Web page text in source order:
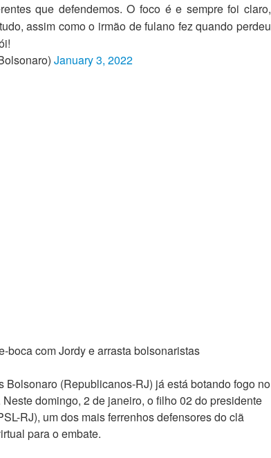
que defendemos. O foco é e sempre foi claro,
assim como o irmão de fulano fez quando perdeu
January 3, 2022
boca com Jordy e arrasta bolsonaristas
Bolsonaro (Republicanos-RJ) já está botando fogo no
domingo, 2 de janeiro, o filho 02 do presidente
RJ), um dos mais ferrenhos defensores do clã
para o embate.